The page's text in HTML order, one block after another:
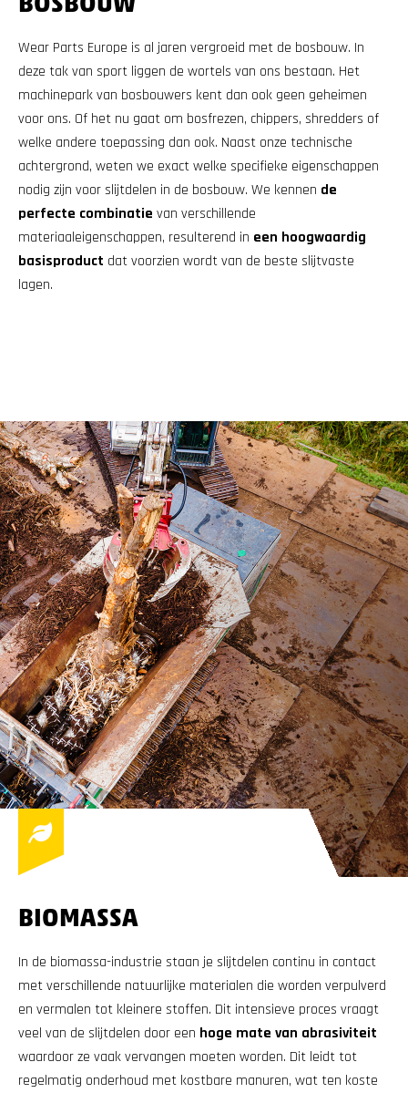
BOSBOUW
Wear Parts Europe is al jaren vergroeid met de bosbouw. In
deze tak van sport liggen de wortels van ons bestaan. Het
machinepark van bosbouwers kent dan ook geen geheimen
voor ons. Of het nu gaat om bosfrezen, chippers, shredders of
welke andere toepassing dan ook. Naast onze technische
achtergrond, weten we exact welke specifieke eigenschappen
nodig zijn voor slijtdelen in de bosbouw. We kennen de
perfecte combinatie van verschillende
materiaaleigenschappen, resulterend in een hoogwaardig
basisproduct dat voorzien wordt van de beste slijtvaste
lagen.
BIOMASSA
In de biomassa-industrie staan je slijtdelen continu in contact
met verschillende natuurlijke materialen die worden verpulverd
en vermalen tot kleinere stoffen. Dit intensieve proces vraagt
veel van de slijtdelen door een hoge mate van abrasiviteit
waardoor ze vaak vervangen moeten worden. Dit leidt tot
regelmatig onderhoud met kostbare manuren, wat ten koste